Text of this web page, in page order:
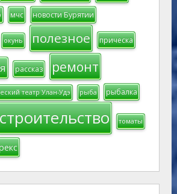
мчс новости Бурятии
окунь полезное прическа
рассказ ремонт
театр Улан-Удэ рыба рыбалка
томаты